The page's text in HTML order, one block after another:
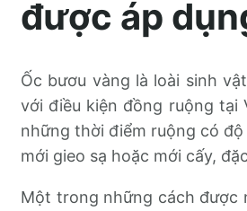
được áp
Ốc bươu vàng là loài sinh
với điều kiện đồng ruộng tại
những thời điểm ruộng có
mới gieo sạ hoặc mới cấy,
Một trong những cách được